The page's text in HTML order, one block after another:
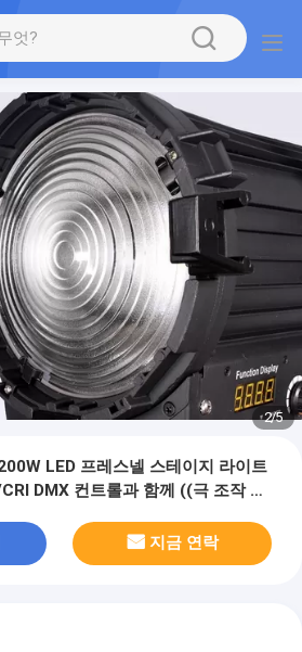
2/5
LED 프레스넬 스테이지 라이트
DMX 컨트롤과 함께 ((극 조작 요
지금 연락